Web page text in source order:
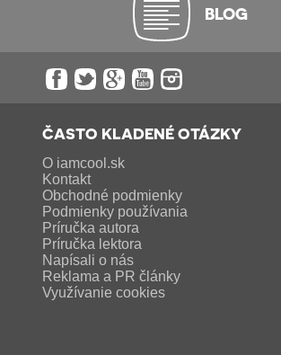
BLOG
ČASTO KLADENÉ OTÁZKY
O iamcool.sk
Kontakt
Obchodné podmienky
Podmienky používania
Príručka autora
Príručka lektora
Napísali o nás
Reklama a PR články
Využívanie cookies